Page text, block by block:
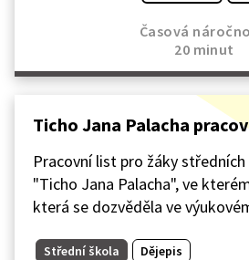
Časová
20 minut
Ticho Jana Palacha
Pracovní list pro žáky
"Ticho Jana Palacha", ve
která se dozvěděla ve
Střední škola Dějepis